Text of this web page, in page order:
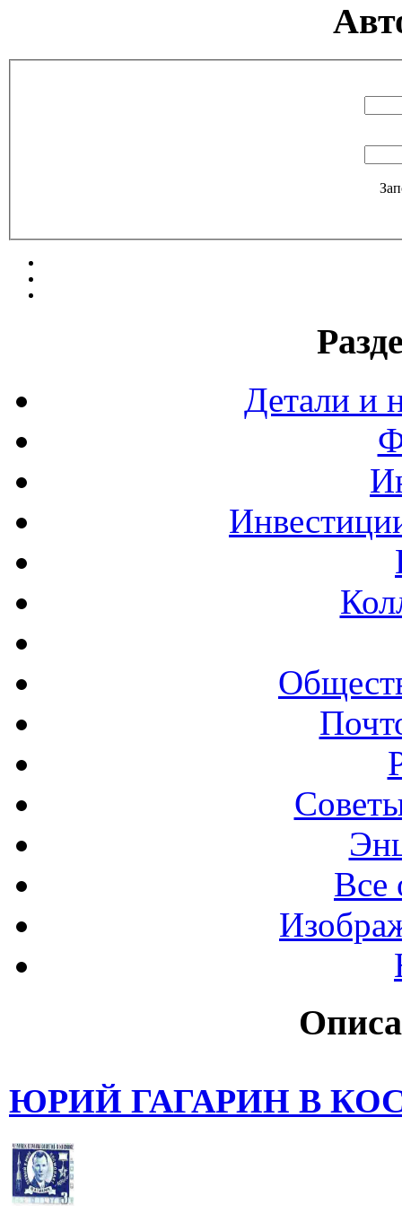
Детали и
Все
ЮРИЙ ГАГАРИН В